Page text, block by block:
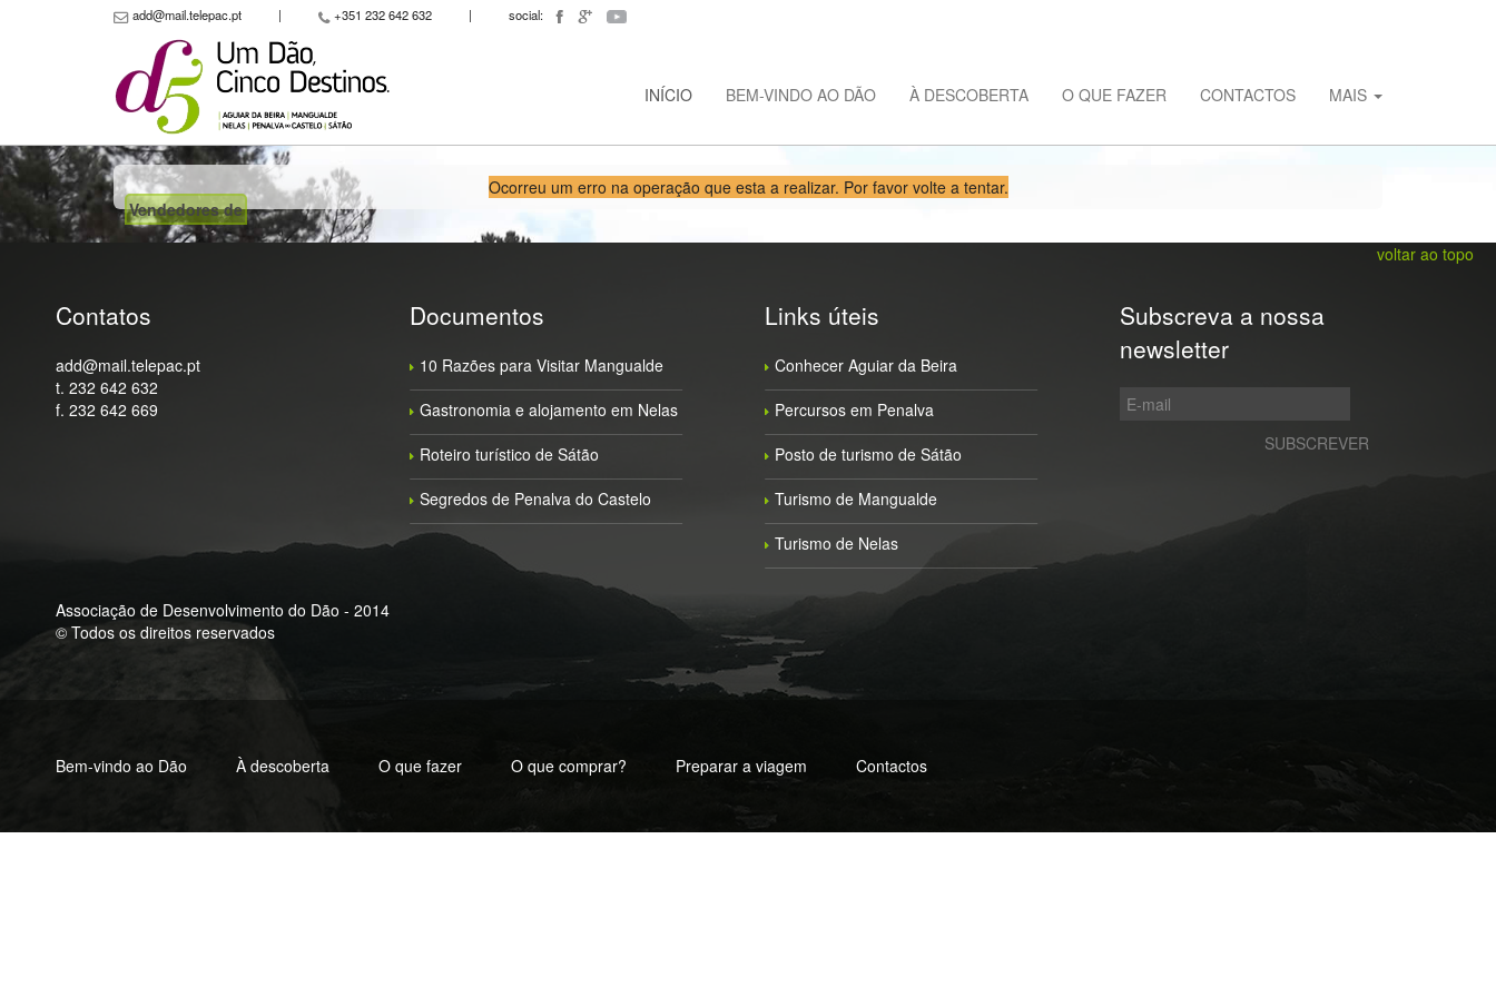
add@mail.telepac.pt | +351 232 642 632 | social:
INÍCIO BEM-VINDO AO DÃO À DESCOBERTA O QUE FAZER CONTACTOS MAIS
Ocorreu um erro na operação que esta a realizar. Por favor volte a tentar.
Vendedores de
voltar ao topo
Contatos
add@mail.telepac.pt
t. 232 642 632
f. 232 642 669
Documentos
10 Razões para Visitar Mangualde
Gastronomia e alojamento em Nelas
Roteiro turístico de Sátão
Segredos de Penalva do Castelo
Links úteis
Conhecer Aguiar da Beira
Percursos em Penalva
Posto de turismo de Sátão
Turismo de Mangualde
Turismo de Nelas
Associação de Desenvolvimento do Dão - 2014
© Todos os direitos reservados
Bem-vindo ao Dão À descoberta O que fazer O que comprar? Preparar a viagem Contactos
Subscreva a nossa
newsletter